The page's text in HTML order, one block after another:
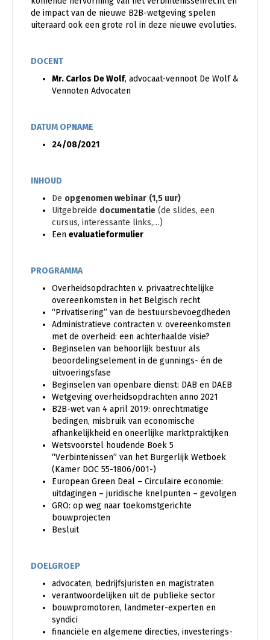
de impact van de nieuwe B2B-wetgeving spelen
uiteraard ook een grote rol in deze nieuwe evoluties.
DOCENT
Mr. Carlos De Wolf, advocaat-vennoot De Wolf &
Vennoten Advocaten
DATUM OPNAME
24/08/2021
INHOUD
De opgenomen webinar (1,5 uur)
Uitgebreide documentatie (de slides, een
cursus, interessante links,…)
Een evaluatieformulier
PROGRAMMA
Overheidsopdrachten v. privaatrechtelijke
overeenkomsten in het Belgisch recht
“Privatisering” van de bestuursbevoegdheden
Administratieve contracten v. overeenkomsten
met de overheid: een achterhaalde visie?
Beginselen van behoorlijk bestuur als
beoordelingselement in de gunnings- én de
uitvoeringsfase
Beginselen van openbare dienst: DAB en DAEB
Wetgeving overheidsopdrachten anno 2021
B2B-wet van 4 april 2019: onrechtmatige
bedingen, misbruik van economische
afhankelijkheid en oneerlijke marktpraktijken
Wetsvoorstel houdende Boek 5
“Verbintenissen” van het Burgerlijk Wetboek
(Kamer DOC 55-1806/001-)
European Green Deal – Circulaire economie:
uitdagingen – juridische knelpunten – gevolgen
GRO: op weg naar toekomstgerichte
bouwprojecten
Besluit
DOELGROEP
advocaten, bedrijfsjuristen en magistraten
verantwoordelijken uit de publieke sector
bouwpromotoren, landmeter-experten en
syndici
financiële en algemene directies, investerings-